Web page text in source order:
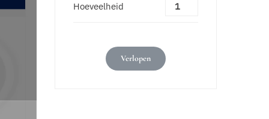
Hoeveelheid
Verlopen